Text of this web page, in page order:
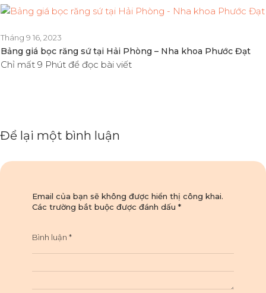
Tháng 9 16, 2023
Bảng giá bọc răng sứ tại Hải Phòng – Nha khoa Phước Đạt
Chỉ mất 9 Phút để đọc bài viết
Để lại một bình luận
Email của bạn sẽ không được hiển thị công khai.
Các trường bắt buộc được đánh dấu *
Bình luận *